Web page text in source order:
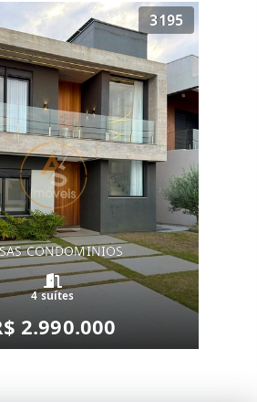
3195
CONDOMINIOS
4 suítes
2.990.000